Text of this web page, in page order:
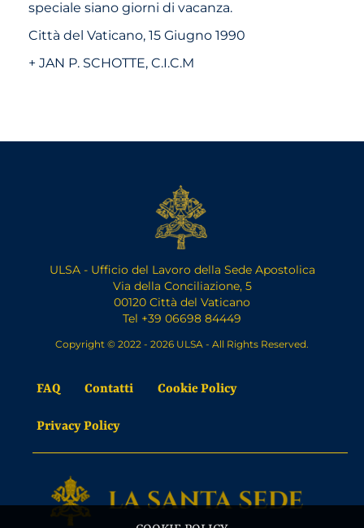
speciale siano giorni di vacanza.
Città del Vaticano, 15 Giugno 1990
+ JAN P. SCHOTTE, C.I.C.M
ULSA - Ufficio del Lavoro della Sede Apostolica
Via della Conciliazione, 5
00120 Città del Vaticano
Tel +39 06698 84449
Copyright © 2022 - 2026 ULSA - All Rights Reserved.
FAQ Contatti Cookie Policy
Privacy Policy